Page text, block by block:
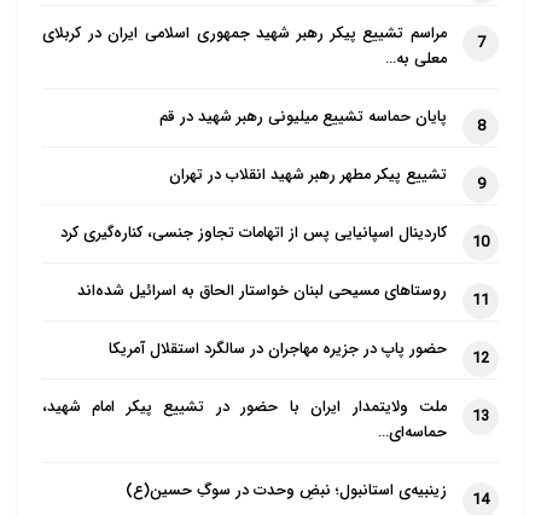
7
مراسم تشییع پیکر رهبر شهید جمهوری اسلامی ایران در کربلای
معلی به…
8 پایان حماسه تشییع میلیونی رهبر شهید در قم
9 تشییع پیکر مطهر رهبر شهید انقلاب در تهران
10 کاردینال اسپانیایی پس از اتهامات تجاوز جنسی، کناره‌گیری کرد
11 روستاهای مسیحی لبنان خواستار الحاق به اسرائیل شده‌اند
12 حضور پاپ در جزیره مهاجران در سالگرد استقلال آمریکا
13
ملت ولایتمدار ایران با حضور در تشییع پیکر امام شهید،
حماسه‌ای…
14 زینبیه‌ی استانبول؛ نبضِ وحدت در سوگِ حسین(ع)